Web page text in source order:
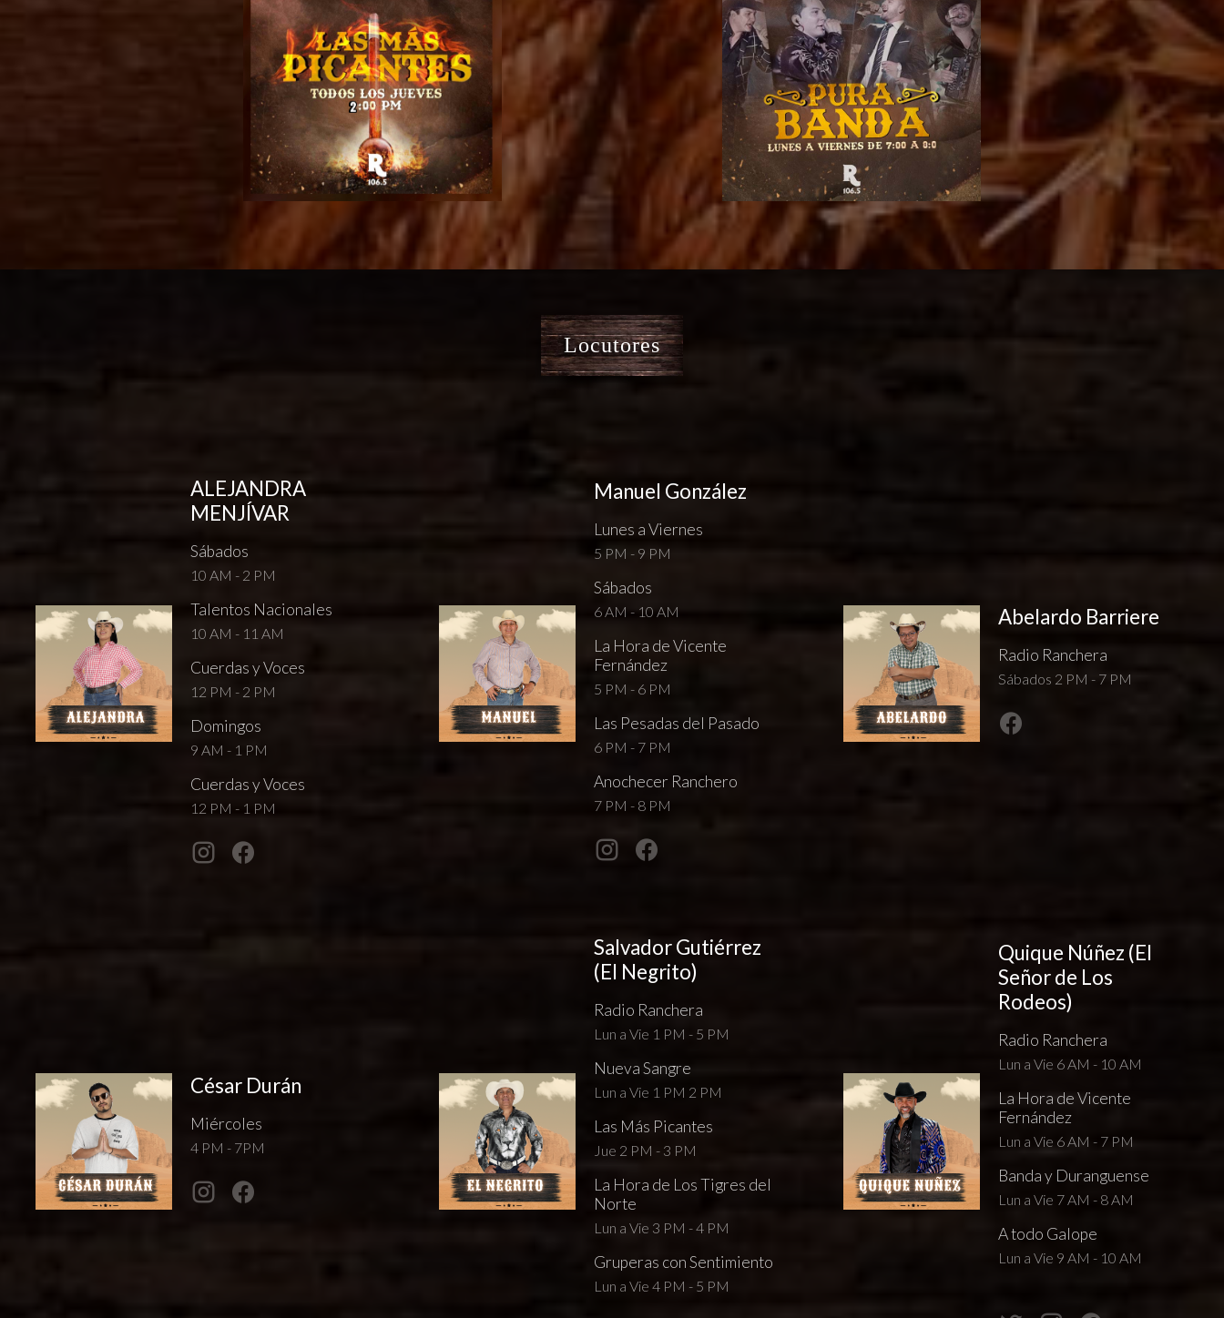
Locutores
ALEJANDRA
MENJÍVAR
Sábados
10 AM - 2 PM
Talentos Nacionales
10 AM - 11 AM
Cuerdas y Voces
12 PM - 2 PM
Domingos
9 AM - 1 PM
Cuerdas y Voces
12 PM - 1 PM
Manuel González
Lunes a Viernes
5 PM - 9 PM
Sábados
6 AM - 10 AM
La Hora de Vicente
Fernández
5 PM - 6 PM
Las Pesadas del Pasado
6 PM - 7 PM
Anochecer Ranchero
7 PM - 8 PM
Abelardo Barriere
Radio Ranchera
Sábados 2 PM - 7 PM
César Durán
Miércoles
4 PM - 7PM
Salvador Gutiérrez
(El Negrito)
Radio Ranchera
Lun a Vie 1 PM - 5 PM
Nueva Sangre
Lun a Vie 1 PM 2 PM
Las Más Picantes
Jue 2 PM - 3 PM
La Hora de Los Tigres del
Norte
Lun a Vie 3 PM - 4 PM
Gruperas con Sentimiento
Lun a Vie 4 PM - 5 PM
Quique Núñez (El
Señor de Los
Rodeos)
Radio Ranchera
Lun a Vie 6 AM - 10 AM
La Hora de Vicente
Fernández
Lun a Vie 6 AM - 7 PM
Banda y Duranguense
Lun a Vie 7 AM - 8 AM
A todo Galope
Lun a Vie 9 AM - 10 AM